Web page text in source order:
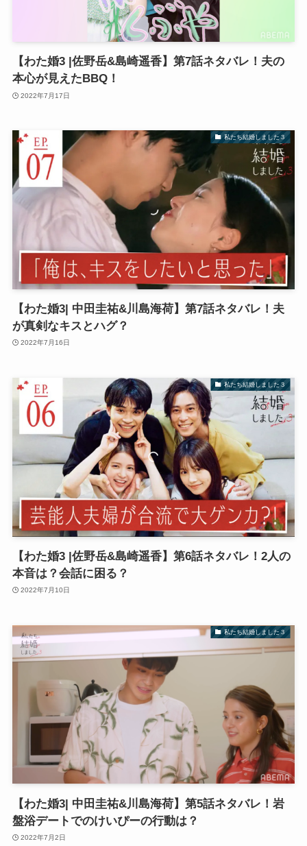
【わた婚3 |佐野岳&島崎遥香】第7話ネタバレ！夫の
本心が見えたBBQ！
2022年7月17日
私たち結婚しました３
【わた婚3| 中田圭祐&川島海荷】第7話ネタバレ！夫
が真剣なキスとハグ？
2022年7月16日
私たち結婚しました３
【わた婚3 |佐野岳&島崎遥香】第6話ネタバレ！2人の
本音は？会話に困る？
2022年7月10日
私たち結婚しました３
【わた婚3| 中田圭祐&川島海荷】第5話ネタバレ！岩
盤浴デートでのけいぴーの行動は？
2022年7月2日